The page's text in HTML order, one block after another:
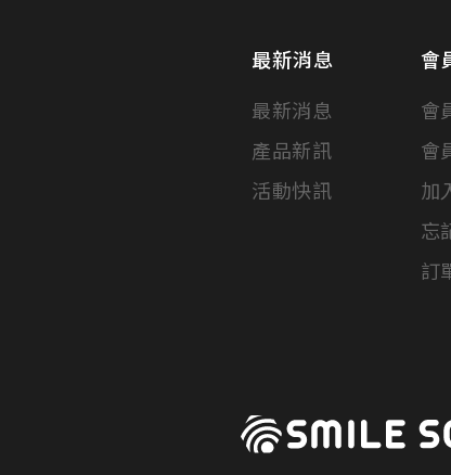
最新消息
最新消息
產品新訊
活動快訊
會
會
會
加
忘
訂